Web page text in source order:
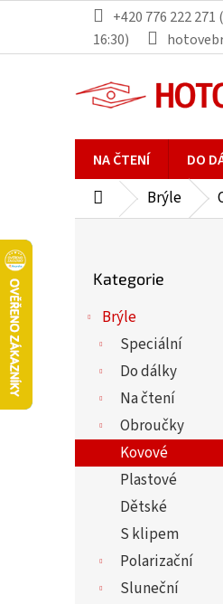
obsah
+420 776 222 271
16:30)
NA ČTENÍ DO
DomůBrýle
kategorie
Kategorie
Brýle
Speciální
Do dálky
Na čtení
Obroučky
Kovové
Plastové
Dětské
S klipem
Polarizační
Sluneční